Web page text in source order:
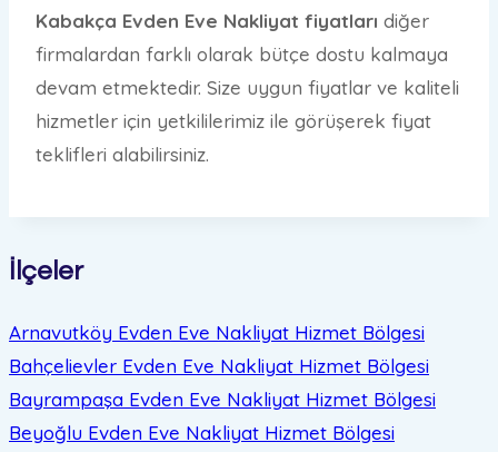
Kabakça Evden Eve Nakliyat fiyatları diğer
firmalardan farklı olarak bütçe dostu kalmaya
devam etmektedir. Size uygun fiyatlar ve kaliteli
hizmetler için yetkililerimiz ile görüşerek fiyat
teklifleri alabilirsiniz.
İlçeler
Arnavutköy Evden Eve Nakliyat Hizmet Bölgesi
Bahçelievler Evden Eve Nakliyat Hizmet Bölgesi
Bayrampaşa Evden Eve Nakliyat Hizmet Bölgesi
Beyoğlu Evden Eve Nakliyat Hizmet Bölgesi